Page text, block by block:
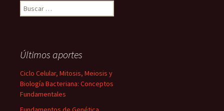
Buscar:
Últimos aportes
Ciclo Celular, Mitosis, Meiosis y
Biología Bacteriana: Conceptos
Fundamentales